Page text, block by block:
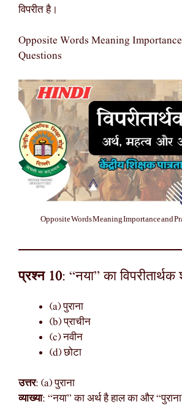
विपरीत है।
Opposite Words Meaning
Questions
Opposite Words Meaning Importance and
प्रश्न 10: “नया” का
(a) पुराना
(b) प्राचीन
(c) नवीन
(d) छोटा
उत्तर: (a) पुराना
व्याख्या: “नया” का अर्थ है हाल का और